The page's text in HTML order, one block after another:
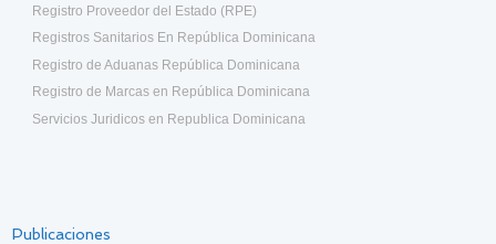
Registro Proveedor del Estado (RPE)
Registros Sanitarios En República Dominicana
Registro de Aduanas República Dominicana
Registro de Marcas en República Dominicana
Servicios Juridicos en Republica Dominicana
Publicaciones